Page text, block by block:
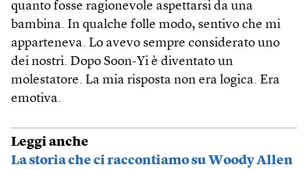
quanto fosse ragionevole aspettarsi da una
bambina. In qualche folle modo, sentivo che mi
apparteneva. Lo avevo sempre considerato uno
dei nostri. Dopo Soon-Yi è diventato un
molestatore. La mia risposta non era logica. Era
emotiva.
Leggi anche
La storia che ci raccontiamo su Woody Allen